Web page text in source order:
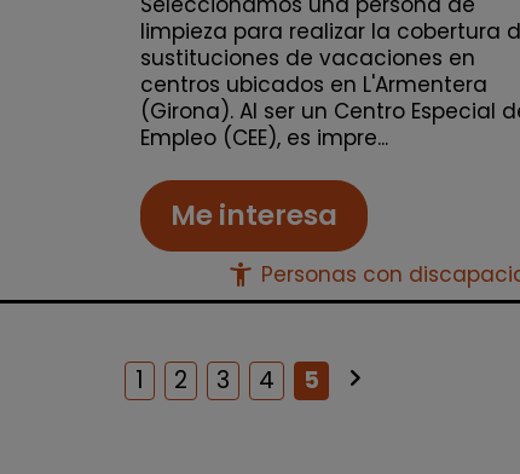
limpieza para realizar la cobertura
sustituciones de vacaciones en
centros ubicados en L'Armentera
(Girona). Al ser un Centro Especial
Empleo (CEE), es impre...
Me interesa
accessibility_new Personas con
1 2 3 4 5 keyboard_arrow_right